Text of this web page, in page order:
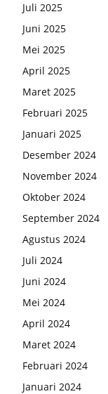
Juli 2025
Juni 2025
Mei 2025
April 2025
Maret 2025
Februari 2025
Januari 2025
Desember 2024
November 2024
Oktober 2024
September 2024
Agustus 2024
Juli 2024
Juni 2024
Mei 2024
April 2024
Maret 2024
Februari 2024
Januari 2024